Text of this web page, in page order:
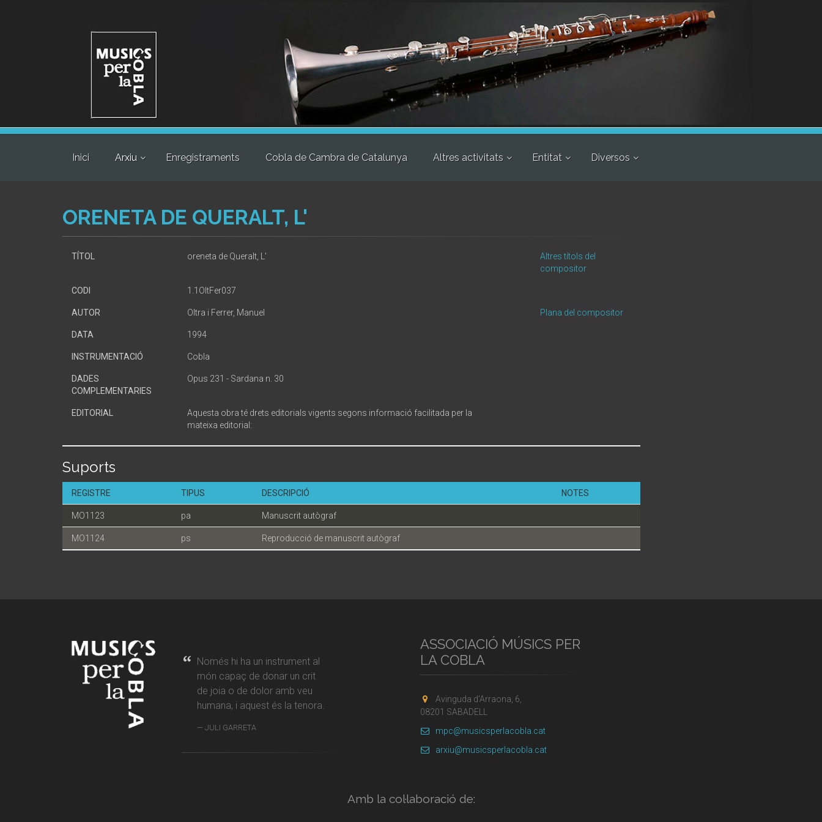
Inici Arxiu Enregistraments Cobla de Cambra de Catalunya Altres activitats Entitat Diversos
ORENETA DE QUERALT, L'
TÍTOL oreneta de Queralt, L'
Altres títols del
compositor
CODI 1.1OltFer037
AUTOR Oltra i Ferrer, Manuel Plana del compositor
DATA 1994
INSTRUMENTACIÓ Cobla
DADES
COMPLEMENTARIES
Opus 231 - Sardana n. 30
EDITORIAL
Aquesta obra té drets editorials vigents segons informació facilitada per la
mateixa editorial:
Suports
REGISTRE TIPUS DESCRIPCIÓ NOTES
MO1123 pa Manuscrit autògraf
MO1124 ps Reproducció de manuscrit autògraf
Només hi ha un instrument al
món capaç de donar un crit
de joia o de dolor amb veu
humana, i aquest és la tenora.
JULI GARRETA
ASSOCIACIÓ MÚSICS PER
LA COBLA
Avinguda d'Arraona, 6,
08201 SABADELL
mpc@musicsperlacobla.cat
arxiu@musicsperlacobla.cat
Amb la col·laboració de: